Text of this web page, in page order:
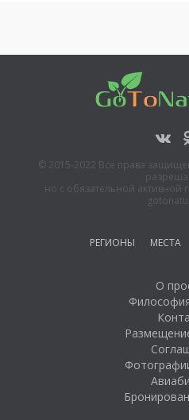
© 2015-2022 Все права
но с обязательной активной
РЕГИОНЫ МЕСТА
О